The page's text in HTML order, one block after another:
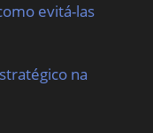
evitá-las
na